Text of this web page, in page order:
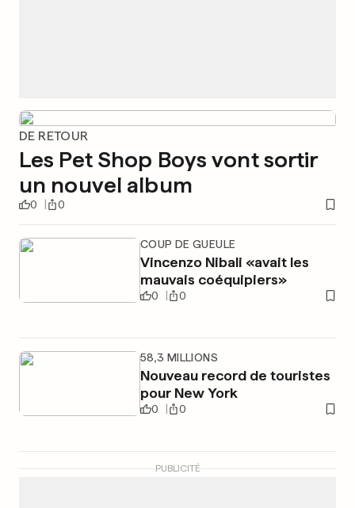
DE RETOUR
Les Pet Shop Boys vont sortir
un nouvel album
0 0
COUP DE GUEULE
Vincenzo Nibali «avait les
mauvais coéquipiers»
0 0
58,3 MILLIONS
Nouveau record de touristes
pour New York
0 0
PUBLICITÉ